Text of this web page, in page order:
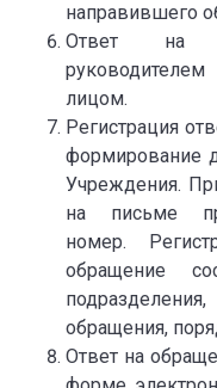
направившего
Ответ на
лицом.
Регистрация
формирование
Учреждения.
на письме
номер.
обращение
обращения,
Ответ на